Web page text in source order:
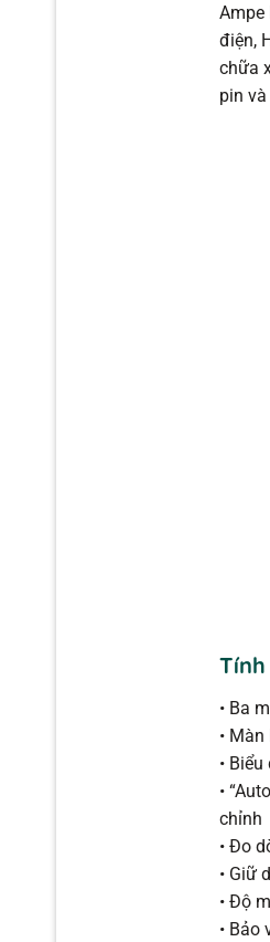
Ampe
điện,
chữa
pin
• Ba
•
•
•
chỉnh
• Đo
• Giữ
• Độ
• Bảo